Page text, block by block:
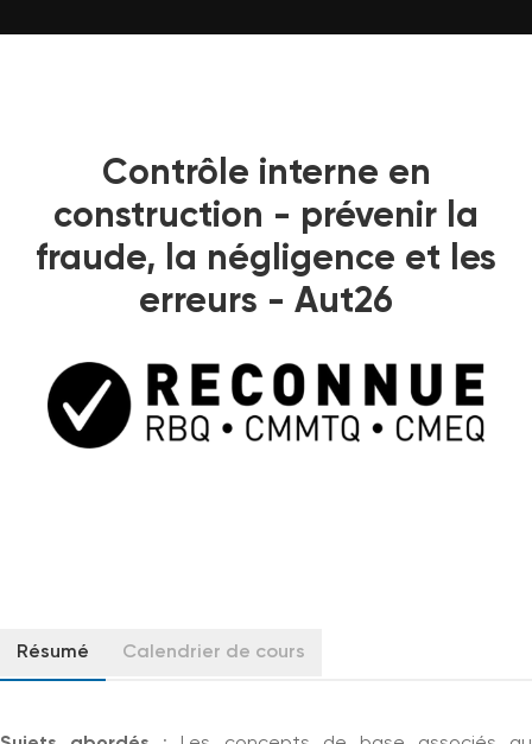
Contrôle interne en
construction - prévenir la
fraude, la négligence et les
erreurs - Aut26
Résumé Calendrier de cours